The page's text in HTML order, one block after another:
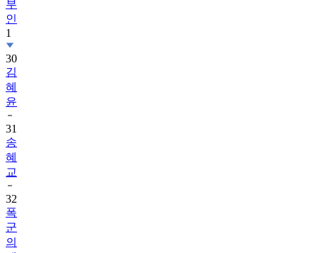
1
30
김
혜
윤
31
송
혜
교
32
폭
군
의
셰
프